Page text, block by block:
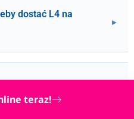
dostać L4 na
teraz!